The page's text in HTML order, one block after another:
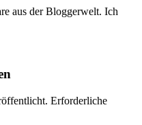
aus der Bloggerwelt. Ich
Erforderliche